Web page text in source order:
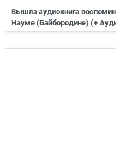
Вышла аудиокнига
Науме (Байбородине) (+